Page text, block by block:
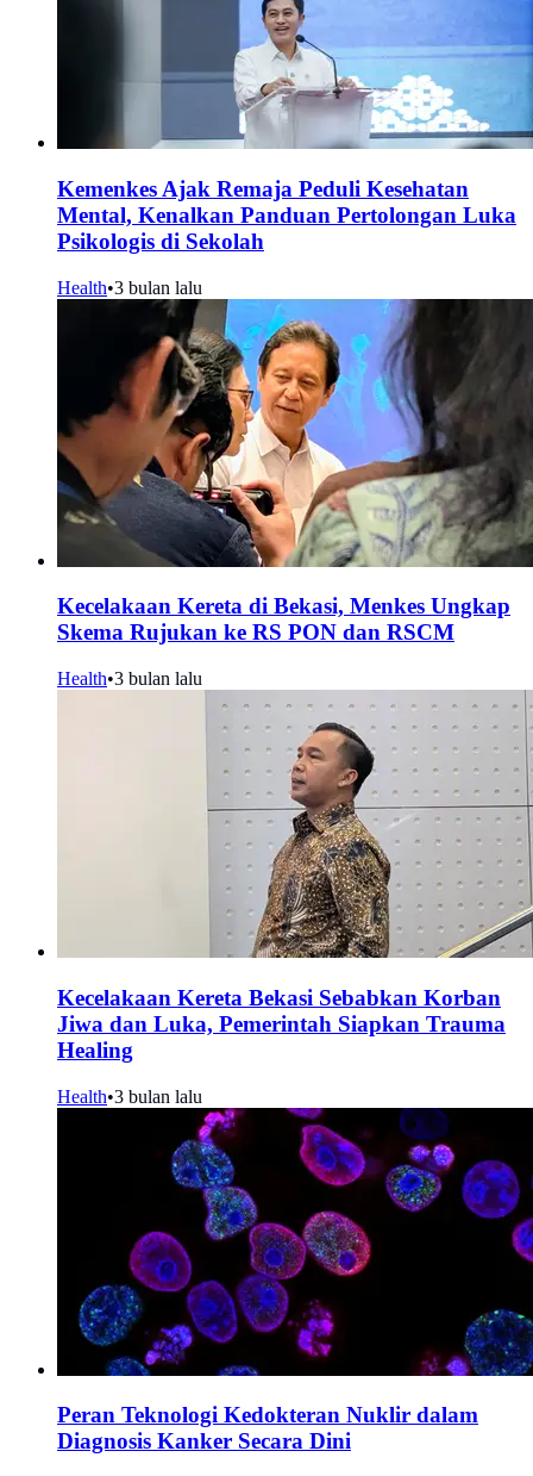
Kemenkes Ajak Remaja Peduli Kesehatan
Mental, Kenalkan Panduan Pertolongan Luka
Psikologis di Sekolah
Health•3 bulan lalu
Kecelakaan Kereta di Bekasi, Menkes Ungkap
Skema Rujukan ke RS PON dan RSCM
Health•3 bulan lalu
Kecelakaan Kereta Bekasi Sebabkan Korban
Jiwa dan Luka, Pemerintah Siapkan Trauma
Healing
Health•3 bulan lalu
Peran Teknologi Kedokteran Nuklir dalam
Diagnosis Kanker Secara Dini